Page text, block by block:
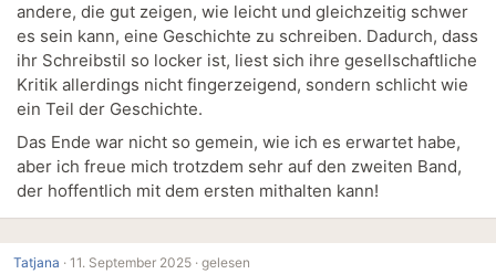
andere, die gut zeigen, wie leicht und gleichzeitig schwer
es sein kann, eine Geschichte zu schreiben. Dadurch, dass
ihr Schreibstil so locker ist, liest sich ihre gesellschaftliche
Kritik allerdings nicht fingerzeigend, sondern schlicht wie
ein Teil der Geschichte.
Das Ende war nicht so gemein, wie ich es erwartet habe,
aber ich freue mich trotzdem sehr auf den zweiten Band,
der hoffentlich mit dem ersten mithalten kann!
Tatjana · 11. September 2025 · gelesen